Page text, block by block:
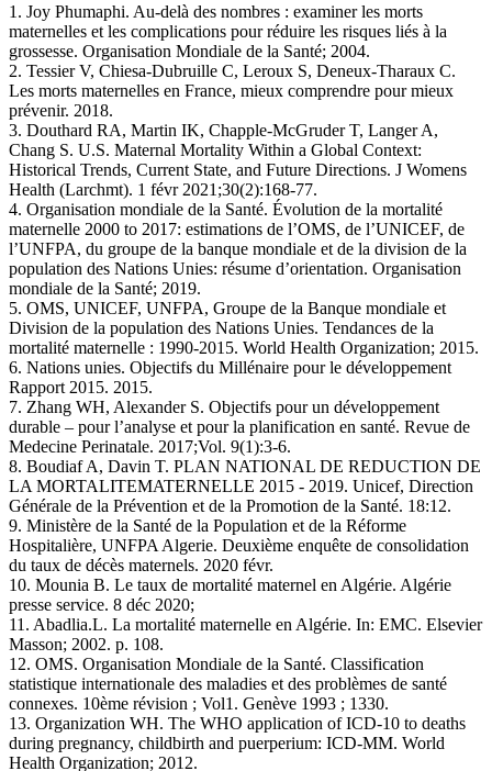
1. Joy Phumaphi. Au-delà des nombres : examiner les morts
maternelles et les complications pour réduire les risques liés à la
grossesse. Organisation Mondiale de la Santé; 2004.
2. Tessier V, Chiesa-Dubruille C, Leroux S, Deneux-Tharaux C.
Les morts maternelles en France, mieux comprendre pour mieux
prévenir. 2018.
3. Douthard RA, Martin IK, Chapple-McGruder T, Langer A,
Chang S. U.S. Maternal Mortality Within a Global Context:
Historical Trends, Current State, and Future Directions. J Womens
Health (Larchmt). 1 févr 2021;30(2):168‑77.
4. Organisation mondiale de la Santé. Évolution de la mortalité
maternelle 2000 to 2017: estimations de l’OMS, de l’UNICEF, de
l’UNFPA, du groupe de la banque mondiale et de la division de la
population des Nations Unies: résume d’orientation. Organisation
mondiale de la Santé; 2019.
5. OMS, UNICEF, UNFPA, Groupe de la Banque mondiale et
Division de la population des Nations Unies. Tendances de la
mortalité maternelle : 1990-2015. World Health Organization; 2015.
6. Nations unies. Objectifs du Millénaire pour le développement
Rapport 2015. 2015.
7. Zhang WH, Alexander S. Objectifs pour un développement
durable – pour l’analyse et pour la planification en santé. Revue de
Medecine Perinatale. 2017;Vol. 9(1):3‑6.
8. Boudiaf A, Davin T. PLAN NATIONAL DE REDUCTION DE
LA MORTALITEMATERNELLE 2015 - 2019. Unicef, Direction
Générale de la Prévention et de la Promotion de la Santé. 18:12.
9. Ministère de la Santé de la Population et de la Réforme
Hospitalière, UNFPA Algerie. Deuxième enquête de consolidation
du taux de décès maternels. 2020 févr.
10. Mounia B. Le taux de mortalité maternel en Algérie. Algérie
presse service. 8 déc 2020;
11. Abadlia.L. La mortalité maternelle en Algérie. In: EMC. Elsevier
Masson; 2002. p. 108.
12. OMS. Organisation Mondiale de la Santé. Classification
statistique internationale des maladies et des problèmes de santé
connexes. 10ème révision ; Vol1. Genève 1993 ; 1330.
13. Organization WH. The WHO application of ICD-10 to deaths
during pregnancy, childbirth and puerperium: ICD-MM. World
Health Organization; 2012.